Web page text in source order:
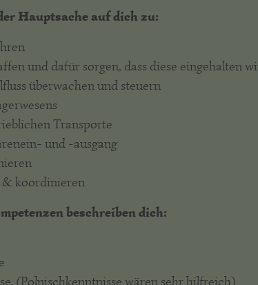
Hauptsache auf dich zu:
und dafür sorgen, dass diese eingehalten
überwachen und steuern
Transporte
und -ausgang
& koordinieren
beschreiben dich:
(Polnischkenntnisse wären sehr hilfreich)